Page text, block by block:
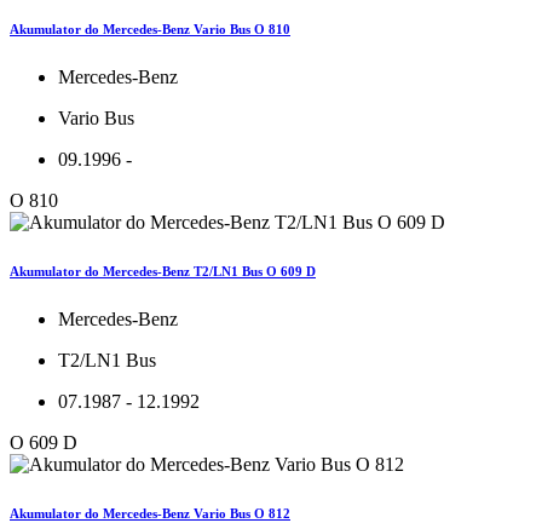
Akumulator do Mercedes-Benz Vario Bus O 810
Mercedes-Benz
Vario Bus
09.1996 -
O 810
Akumulator do Mercedes-Benz T2/LN1 Bus O 609 D
Mercedes-Benz
T2/LN1 Bus
07.1987 - 12.1992
O 609 D
Akumulator do Mercedes-Benz Vario Bus O 812